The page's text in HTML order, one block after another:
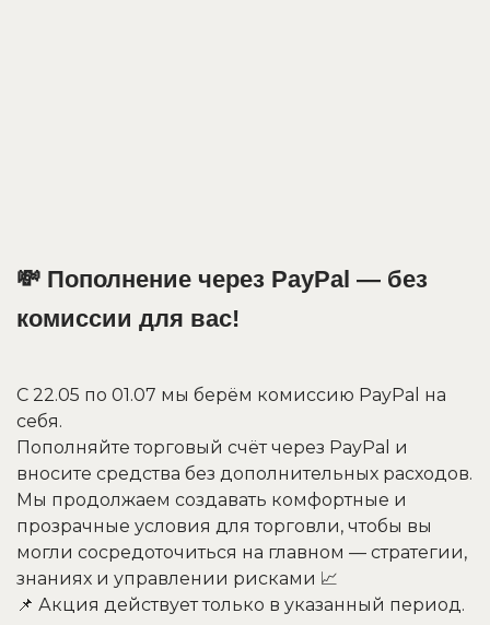
💸 Пополнение через PayPal — без
комиссии для вас!
С 22.05 по 01.07 мы берём комиссию PayPal на
себя.
Пополняйте торговый счёт через PayPal и
вносите средства без дополнительных расходов.
Мы продолжаем создавать комфортные и
прозрачные условия для торговли, чтобы вы
могли сосредоточиться на главном — стратегии,
знаниях и управлении рисками 📈
📌 Акция действует только в указанный период.